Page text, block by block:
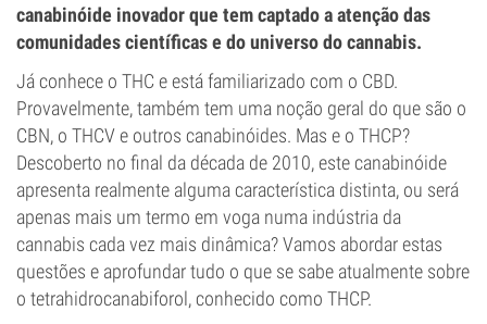
canabinóide inovador que tem captado a atenção das
comunidades científicas e do universo do cannabis.
Já conhece o THC e está familiarizado com o CBD.
Provavelmente, também tem uma noção geral do que são o
CBN, o THCV e outros canabinóides. Mas e o THCP?
Descoberto no final da década de 2010, este canabinóide
apresenta realmente alguma característica distinta, ou será
apenas mais um termo em voga numa indústria da
cannabis cada vez mais dinâmica? Vamos abordar estas
questões e aprofundar tudo o que se sabe atualmente sobre
o tetrahidrocanabiforol, conhecido como THCP.